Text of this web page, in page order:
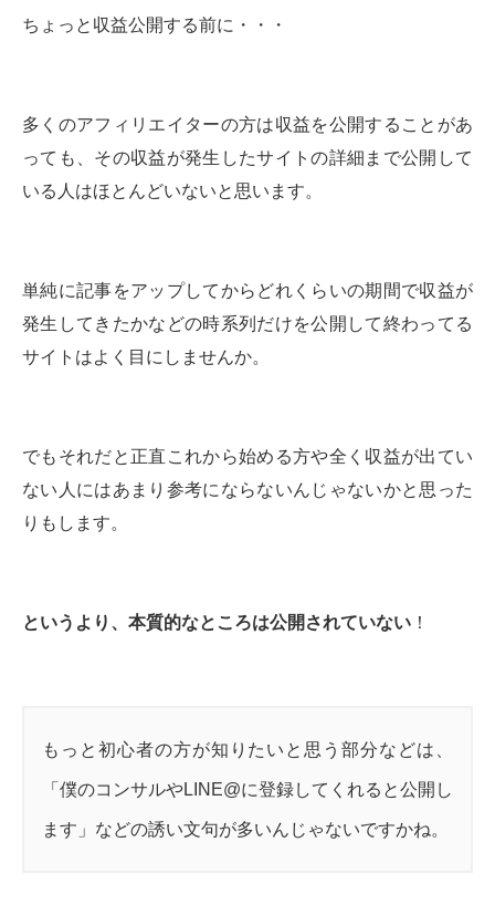
ちょっと収益公開する前に・・・
多くのアフィリエイターの方は収益を公開することがあ
っても、その収益が発生したサイトの詳細まで公開して
いる人はほとんどいないと思います。
単純に記事をアップしてからどれくらいの期間で収益が
発生してきたかなどの時系列だけを公開して終わってる
サイトはよく目にしませんか。
でもそれだと正直これから始める方や全く収益が出てい
ない人にはあまり参考にならないんじゃないかと思った
りもします。
というより、本質的なところは公開されていない ！
もっと初心者の方が知りたいと思う部分などは、
「僕のコンサルやLINE@に登録してくれると公開し
ます」などの誘い文句が多いんじゃないですかね。